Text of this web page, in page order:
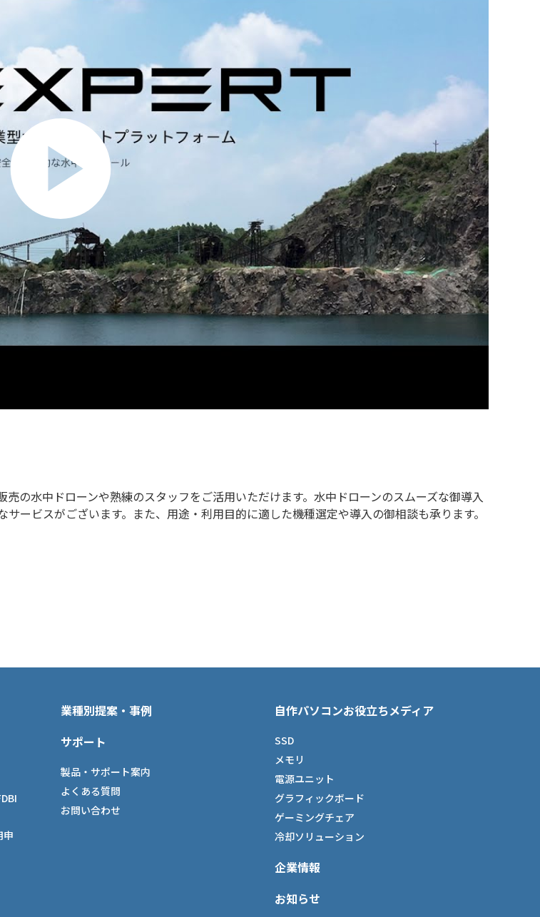
の水中ドローンや熟練のスタッフをご活用いただけます。水中ドローンのスムーズな御導入
ービスがございます。また、用途・利用目的に適した機種選定や導入の御相談も承ります。
申
業種別提案・事例
サポート
製品・サポート案内
よくある質問
お問い合わせ
自作パソコンお役立ちメディア
SSD
メモリ
電源ユニット
グラフィックボード
ゲーミングチェア
冷却ソリューション
企業情報
お知らせ